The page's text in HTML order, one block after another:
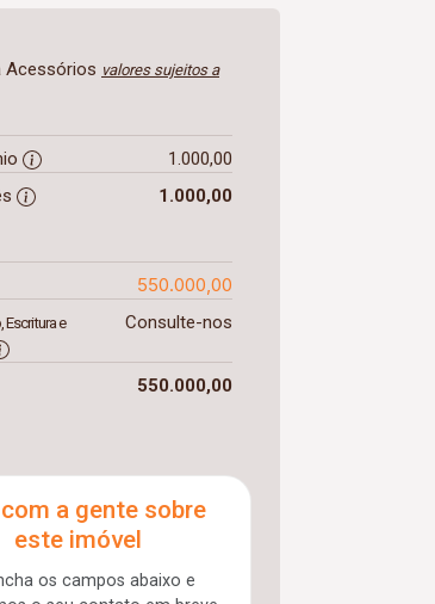
Acessórios valores sujeitos a
1.000,00
1.000,00
550.000,00
Escritura e
Consulte-nos
550.000,00
a gente sobre
este imóvel
os campos abaixo e